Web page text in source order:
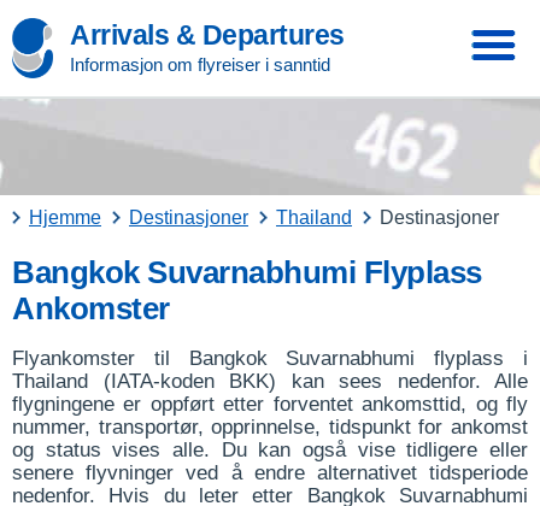
Arrivals & Departures
Informasjon om flyreiser i sanntid
Hjemme Destinasjoner Thailand Destinasjoner
Bangkok Suvarnabhumi Flyplass
Ankomster
Flyankomster til Bangkok Suvarnabhumi flyplass i
Thailand (IATA-koden BKK) kan sees nedenfor. Alle
flygningene er oppført etter forventet ankomsttid, og fly
nummer, transportør, opprinnelse, tidspunkt for ankomst
og status vises alle. Du kan også vise tidligere eller
senere flyvninger ved å endre alternativet tidsperiode
nedenfor. Hvis du leter etter Bangkok Suvarnabhumi